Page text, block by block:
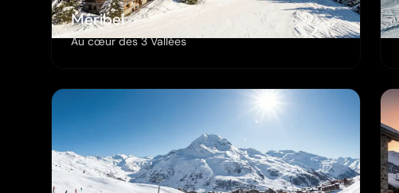
Méribel
Au cœur des 3 Vallées